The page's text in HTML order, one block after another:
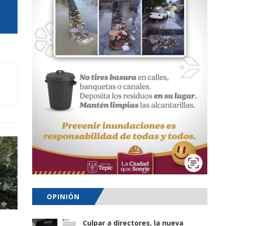
OPINIÓN
Culpar a directores, la nueva